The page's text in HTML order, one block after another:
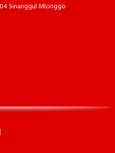
Sinanggul Mlonggo